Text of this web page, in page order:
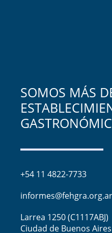
SOMOS MÁS
+54 11 4822-7733
informes@fehgra.org.ar
Larrea 1250 (C1117ABJ)
Ciudad de Buenos